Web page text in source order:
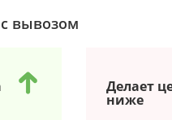
вывозом
Делает
ниже